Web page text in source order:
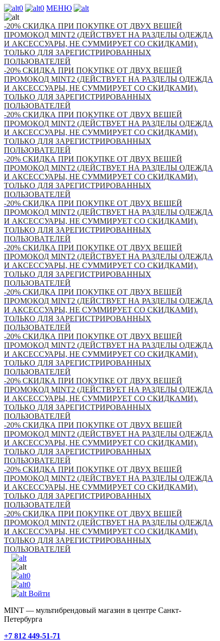
0 0 МЕНЮ
-20% СКИДКА ПРИ ПОКУПКЕ ОТ ДВУХ ВЕЩЕЙ
ПРОМОКОД MINT2 (ДЕЙСТВУЕТ НА РАЗДЕЛЫ ОДЕЖДА
И АКСЕССУАРЫ, НЕ СУММИРУЕТ СО СКИДКАМИ).
ТОЛЬКО ДЛЯ ЗАРЕГИСТРИРОВАННЫХ
ПОЛЬЗОВАТЕЛЕЙ
-20% СКИДКА ПРИ ПОКУПКЕ ОТ ДВУХ ВЕЩЕЙ
ПРОМОКОД MINT2 (ДЕЙСТВУЕТ НА РАЗДЕЛЫ ОДЕЖДА
И АКСЕССУАРЫ, НЕ СУММИРУЕТ СО СКИДКАМИ).
ТОЛЬКО ДЛЯ ЗАРЕГИСТРИРОВАННЫХ
ПОЛЬЗОВАТЕЛЕЙ
-20% СКИДКА ПРИ ПОКУПКЕ ОТ ДВУХ ВЕЩЕЙ
ПРОМОКОД MINT2 (ДЕЙСТВУЕТ НА РАЗДЕЛЫ ОДЕЖДА
И АКСЕССУАРЫ, НЕ СУММИРУЕТ СО СКИДКАМИ).
ТОЛЬКО ДЛЯ ЗАРЕГИСТРИРОВАННЫХ
ПОЛЬЗОВАТЕЛЕЙ
-20% СКИДКА ПРИ ПОКУПКЕ ОТ ДВУХ ВЕЩЕЙ
ПРОМОКОД MINT2 (ДЕЙСТВУЕТ НА РАЗДЕЛЫ ОДЕЖДА
И АКСЕССУАРЫ, НЕ СУММИРУЕТ СО СКИДКАМИ).
ТОЛЬКО ДЛЯ ЗАРЕГИСТРИРОВАННЫХ
ПОЛЬЗОВАТЕЛЕЙ
-20% СКИДКА ПРИ ПОКУПКЕ ОТ ДВУХ ВЕЩЕЙ
ПРОМОКОД MINT2 (ДЕЙСТВУЕТ НА РАЗДЕЛЫ ОДЕЖДА
И АКСЕССУАРЫ, НЕ СУММИРУЕТ СО СКИДКАМИ).
ТОЛЬКО ДЛЯ ЗАРЕГИСТРИРОВАННЫХ
ПОЛЬЗОВАТЕЛЕЙ
-20% СКИДКА ПРИ ПОКУПКЕ ОТ ДВУХ ВЕЩЕЙ
ПРОМОКОД MINT2 (ДЕЙСТВУЕТ НА РАЗДЕЛЫ ОДЕЖДА
И АКСЕССУАРЫ, НЕ СУММИРУЕТ СО СКИДКАМИ).
ТОЛЬКО ДЛЯ ЗАРЕГИСТРИРОВАННЫХ
ПОЛЬЗОВАТЕЛЕЙ
-20% СКИДКА ПРИ ПОКУПКЕ ОТ ДВУХ ВЕЩЕЙ
ПРОМОКОД MINT2 (ДЕЙСТВУЕТ НА РАЗДЕЛЫ ОДЕЖДА
И АКСЕССУАРЫ, НЕ СУММИРУЕТ СО СКИДКАМИ).
ТОЛЬКО ДЛЯ ЗАРЕГИСТРИРОВАННЫХ
ПОЛЬЗОВАТЕЛЕЙ
-20% СКИДКА ПРИ ПОКУПКЕ ОТ ДВУХ ВЕЩЕЙ
ПРОМОКОД MINT2 (ДЕЙСТВУЕТ НА РАЗДЕЛЫ ОДЕЖДА
И АКСЕССУАРЫ, НЕ СУММИРУЕТ СО СКИДКАМИ).
ТОЛЬКО ДЛЯ ЗАРЕГИСТРИРОВАННЫХ
ПОЛЬЗОВАТЕЛЕЙ
-20% СКИДКА ПРИ ПОКУПКЕ ОТ ДВУХ ВЕЩЕЙ
ПРОМОКОД MINT2 (ДЕЙСТВУЕТ НА РАЗДЕЛЫ ОДЕЖДА
И АКСЕССУАРЫ, НЕ СУММИРУЕТ СО СКИДКАМИ).
ТОЛЬКО ДЛЯ ЗАРЕГИСТРИРОВАННЫХ
ПОЛЬЗОВАТЕЛЕЙ
-20% СКИДКА ПРИ ПОКУПКЕ ОТ ДВУХ ВЕЩЕЙ
ПРОМОКОД MINT2 (ДЕЙСТВУЕТ НА РАЗДЕЛЫ ОДЕЖДА
И АКСЕССУАРЫ, НЕ СУММИРУЕТ СО СКИДКАМИ).
ТОЛЬКО ДЛЯ ЗАРЕГИСТРИРОВАННЫХ
ПОЛЬЗОВАТЕЛЕЙ
-20% СКИДКА ПРИ ПОКУПКЕ ОТ ДВУХ ВЕЩЕЙ
ПРОМОКОД MINT2 (ДЕЙСТВУЕТ НА РАЗДЕЛЫ ОДЕЖДА
И АКСЕССУАРЫ, НЕ СУММИРУЕТ СО СКИДКАМИ).
ТОЛЬКО ДЛЯ ЗАРЕГИСТРИРОВАННЫХ
ПОЛЬЗОВАТЕЛЕЙ
-20% СКИДКА ПРИ ПОКУПКЕ ОТ ДВУХ ВЕЩЕЙ
ПРОМОКОД MINT2 (ДЕЙСТВУЕТ НА РАЗДЕЛЫ ОДЕЖДА
И АКСЕССУАРЫ, НЕ СУММИРУЕТ СО СКИДКАМИ).
ТОЛЬКО ДЛЯ ЗАРЕГИСТРИРОВАННЫХ
ПОЛЬЗОВАТЕЛЕЙ
0
0
Войти
MINT — мультибрендовый магазин в центре Санкт-
Петербурга
+7 812 449-51-71